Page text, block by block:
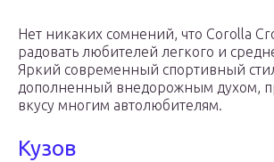
Нет никаких сомнений, что Corolla
радовать любителей легкого и
Яркий современный спортивный
дополненный внедорожным духом,
вкусу многим автолюбителям.
Кузов